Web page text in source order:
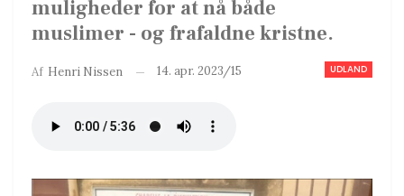
muligheder for at nå både
muslimer - og frafaldne kristne.
UDLAND
Af Henri Nissen 14. apr. 2023/15